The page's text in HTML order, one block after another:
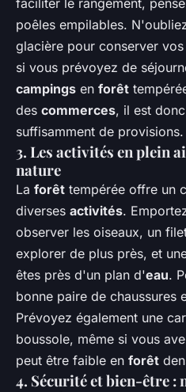
faciliter le rangement,
poêles empilables.
glacière pour conserver
si vous prévoyez de
campings en forêt
des commerces, il est
suffisamment de provisions.
3. Les activités en plein
nature
La forêt tempérée offre un
diverses activités.
observer les oiseaux, un
explorer de plus près, et
êtes près d'un plan d'eau.
bonne paire de chaussures
Prévoyez également une
boussole, même si vous
peut être faible en forêt
4. Sécurité et bien-être :